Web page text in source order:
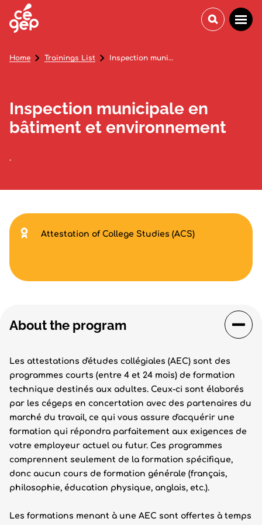
Inspection municipale en
bâtiment et environnement
.
Home Trainings List Inspection municipale en bâtiment et environnement
About the program
Les attestations d'études collégiales (AEC) sont des
programmes courts (entre 4 et 24 mois) de formation
technique destinés aux adultes. Ceux-ci sont élaborés
par les cégeps en concertation avec des partenaires du
marché du travail, ce qui vous assure d'acquérir une
formation qui répondra parfaitement aux exigences de
votre employeur actuel ou futur. Ces programmes
comprennent seulement de la formation spécifique,
donc aucun cours de formation générale (français,
philosophie, éducation physique, anglais, etc.).
Les formations menant à une AEC sont offertes à temps
Attestation of College Studies (ACS)